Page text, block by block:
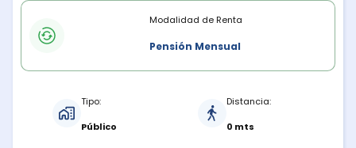
Modalidades de rentaModalidad de Renta
Pensión Mensual
Tipo:
Público
Distancia:
0 mts